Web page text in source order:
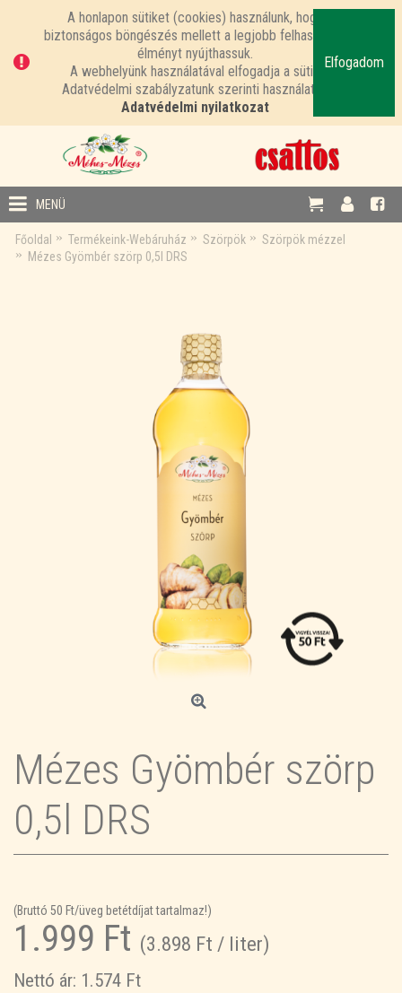
A honlapon sütiket (cookies) használunk, hogy
biztonságos böngészés mellett a legjobb felhasználói
élményt nyújthassuk.
A webhelyünk használatával elfogadja a sütik
Adatvédelmi szabályzatunk szerinti használatát.
Adatvédelmi nyilatkozat
Elfogadom
MENÜ
Főoldal Termékeink-Webáruház Szörpök
Szörpök mézzel
Mézes Gyömbér szörp 0,5l DRS
Mézes Gyömbér szörp
0,5l DRS
(Bruttó 50 Ft/üveg betétdíjat tartalmaz!)
1.999 Ft (3.898 Ft / liter)
Nettó ár: 1.574 Ft